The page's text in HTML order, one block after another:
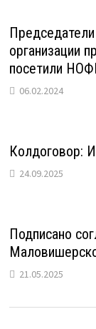
организации
посетили
06.02.2024
Колдоговор:
24.09.2025
Подписано
21.05.2025